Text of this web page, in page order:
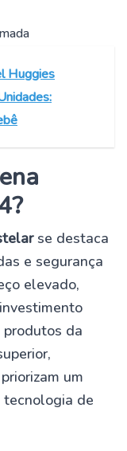
Huggies
se destaca
e segurança
elevado,
da
um
tecnologia de